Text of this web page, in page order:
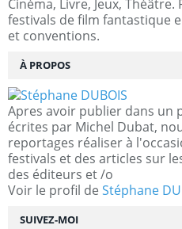
SUIVEZ-MOI
Cinéma, Livre, Jeux,
festivals de film fantastique
et conventions.
À PROPOS
Apres avoir publier dans un
écrites par Michel Dubat,
reportages réaliser à
festivals et des articles sur
des éditeurs et /o
Voir le profil de Stéphane